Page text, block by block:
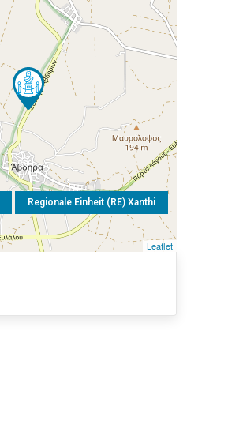
Regionale Einheit (RE) Xanthi
Leaflet